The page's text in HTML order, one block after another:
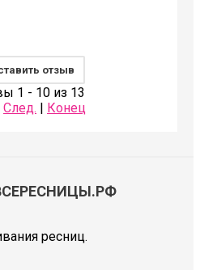
отзыв
1 - 10 из 13
След. Конец
ресниц.